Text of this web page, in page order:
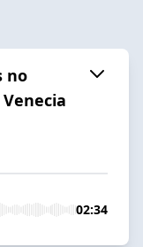
no
02:34